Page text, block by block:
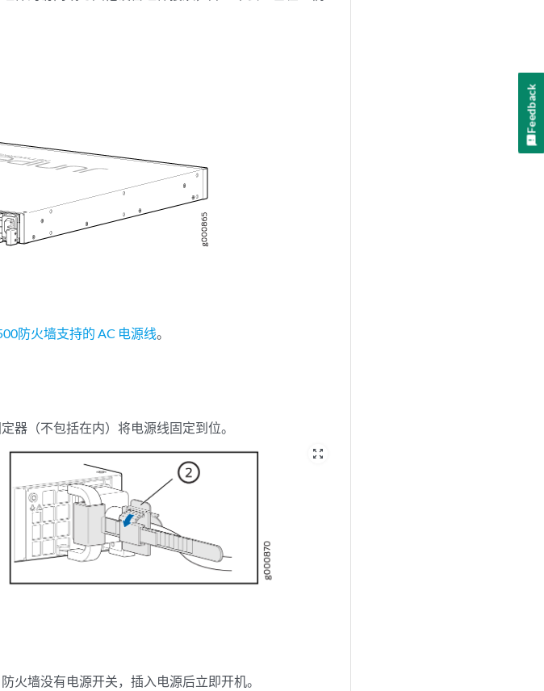
防火墙支持的 AC 电源线。
器（不包括在内）将电源线固定到位。
zoom_out_map
火墙没有电源开关，插入电源后立即开机。
Feedback